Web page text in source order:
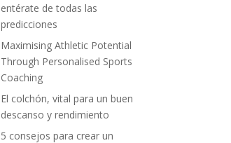
entérate de todas las
predicciones
Maximising Athletic Potential
Through Personalised Sports
Coaching
El colchón, vital para un buen
descanso y rendimiento
5 consejos para crear un